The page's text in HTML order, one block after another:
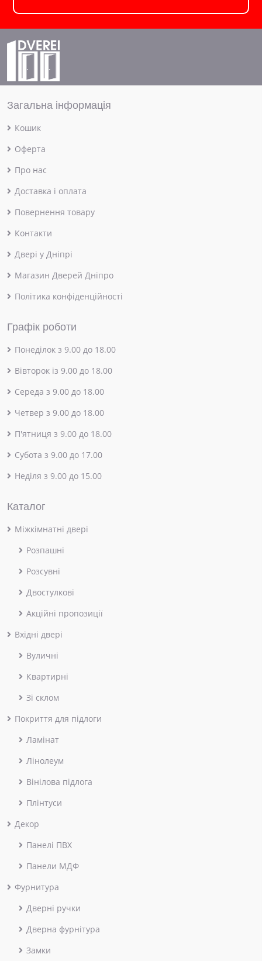
Загальна інформація
Кошик
Оферта
Про нас
Доставка і оплата
Повернення товару
Контакти
Двері у Дніпрі
Магазин Дверей Дніпро
Політика конфіденційності
Графік роботи
Понеділок з 9.00 до 18.00
Вівторок із 9.00 до 18.00
Середа з 9.00 до 18.00
Четвер з 9.00 до 18.00
П'ятниця з 9.00 до 18.00
Субота з 9.00 до 17.00
Неділя з 9.00 до 15.00
Каталог
Міжкімнатні двері
Розпашні
Розсувні
Двостулкові
Акційні пропозиції
Вхідні двері
Вуличні
Квартирні
Зі склом
Покриття для підлоги
Ламінат
Лінолеум
Вінілова підлога
Плінтуси
Декор
Панелі ПВХ
Панели МДФ
Фурнитура
Дверні ручки
Дверна фурнітура
Замки